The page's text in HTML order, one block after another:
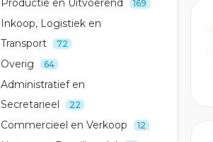
Productie en Uitvoerend 169
Inkoop, Logistiek en
Transport
72
Overig 64
Administratief en
Secretarieel
22
Commercieel en Verkoop 12